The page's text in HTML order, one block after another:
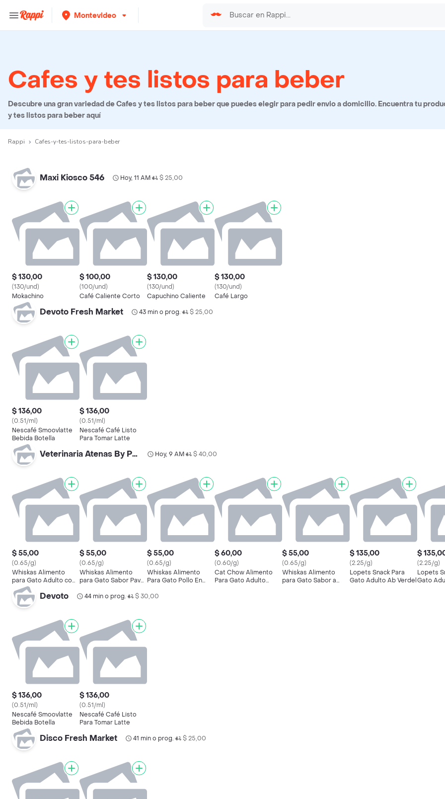
Montevideo
Cafes y tes listos para beber
Descubre una gran variedad de Cafes y tes listos para beber que puedes elegir para pedir envio a domicilio. Encuentra tu
y tes listos para beber aquí
Rappi Cafes-y-tes-listos-para-beber
Maxi Kiosco 546 Hoy, 11 AM• $ 25,00
$ 130,00
(130/und)
Mokachino
$ 100,00
(100/und)
Café Caliente Corto
$ 130,00
(130/und)
Capuchino Caliente
$ 130,00
(130/und)
Café Largo
Devoto Fresh Market 43 min o prog.• $ 25,00
$ 136,00
(0.51/ml)
Nescafé Smoovlatte
Bebida Botella
$ 136,00
(0.51/ml)
Nescafé Café Listo
Para Tomar Latte
Veterinaria Atenas By Palermo Hoy, 9 AM• $ 40,00
$ 55,00
(0.65/g)
Whiskas Alimento
para Gato Adulto con
Sabor a Carne
$ 55,00
(0.65/g)
Whiskas Alimento
para Gato Sabor Pavo
$ 55,00
(0.65/g)
Whiskas Alimento
Para Gato Pollo En
$ 60,00
(0.60/g)
Cat Chow Alimento
Para Gato Adulto
$ 55,00
(0.65/g)
Whiskas Alimento
para Gato Sabor a
$ 135,00
(2.25/g)
Lopets Snack Para
Gato Adulto Ab Verdel
$
(2.25/g)
Lopets
Gato
Devoto 44 min o prog.• $ 30,00
$ 136,00
(0.51/ml)
Nescafé Smoovlatte
Bebida Botella
$ 136,00
(0.51/ml)
Nescafé Café Listo
Para Tomar Latte
Disco Fresh Market 41 min o prog.• $ 25,00